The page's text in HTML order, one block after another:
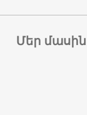
Մեր մասին